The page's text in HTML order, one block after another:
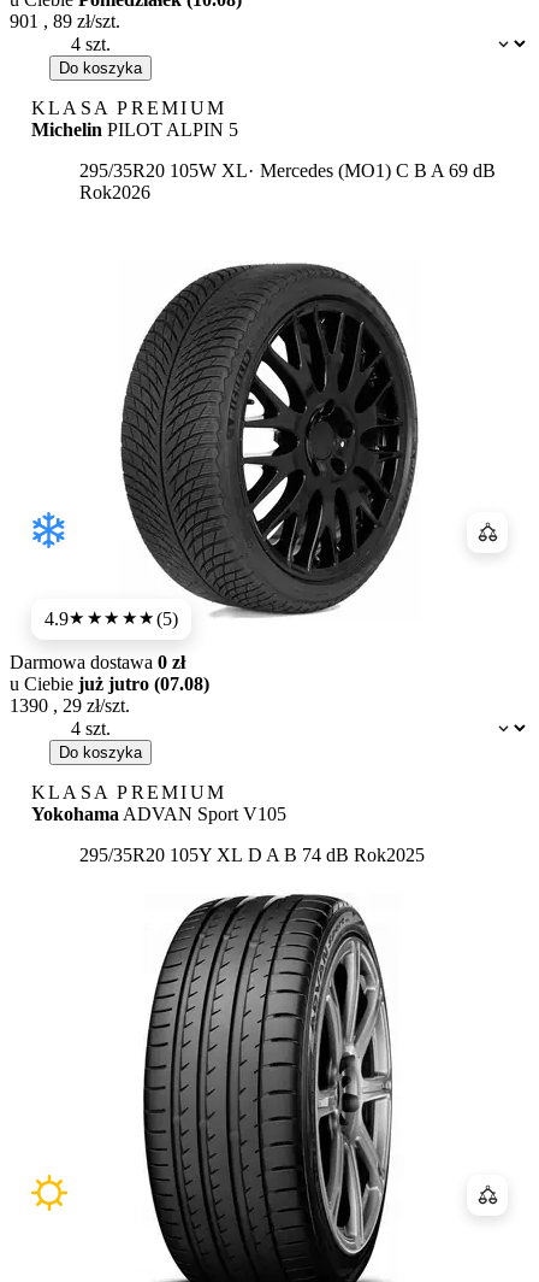
Dostępność:
901 , 89 zł/szt.
Do koszyka
KLASA PREMIUM
Michelin PILOT ALPIN 5
295/35R20 105W XL
Mercedes (MO1) Etykieta:
C B A 69 dB
Rok2026
4.9★★★★★(5)
Dostępność:
Darmowa dostawa 0 zł
u Ciebie już jutro (07.08)
1390 , 29 zł/szt.
Do koszyka
KLASA PREMIUM
Yokohama ADVAN Sport V105
295/35R20 105Y XL Etykieta:
D A B 74 dB Rok2025